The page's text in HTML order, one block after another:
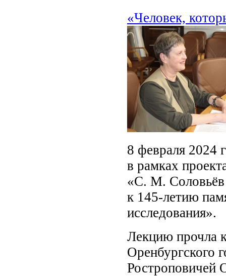
«Человек,
8 февраля 2024
в рамках
«С. М. Соловьёв
к 145-летию
исследования».
Лекцию прочла
Оренбургского
Ростроповичей